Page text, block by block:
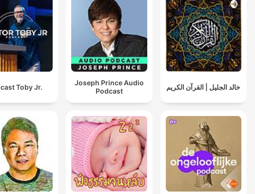
Toby Jr.
Joseph Prince Audio
Podcast
خالد الجليل | القرآن الكريم